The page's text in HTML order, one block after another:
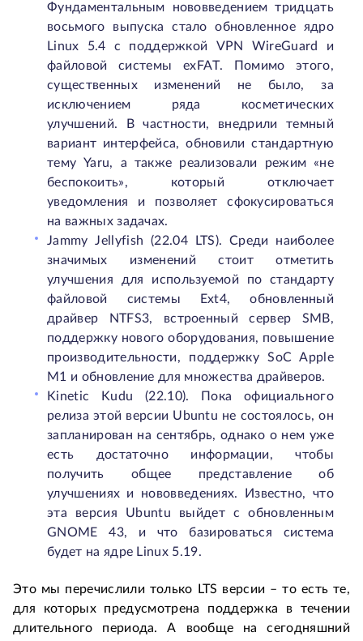
Фундаментальным нововведением тридцать
восьмого выпуска стало обновленное ядро
Linux 5.4 с поддержкой VPN WireGuard и
файловой системы exFAT. Помимо этого,
существенных изменений не было, за
исключением ряда косметических
улучшений. В частности, внедрили темный
вариант интерфейса, обновили стандартную
тему Yaru, а также реализовали режим «не
беспокоить», который отключает
уведомления и позволяет сфокусироваться
на важных задачах.
Jammy Jellyfish (22.04 LTS). Среди наиболее
значимых изменений стоит отметить
улучшения для используемой по стандарту
файловой системы Ext4, обновленный
драйвер NTFS3, встроенный сервер SMB,
поддержку нового оборудования, повышение
производительности, поддержку SoC Apple
M1 и обновление для множества драйверов.
Kinetic Kudu (22.10). Пока официального
релиза этой версии Ubuntu не состоялось, он
запланирован на сентябрь, однако о нем уже
есть достаточно информации, чтобы
получить общее представление об
улучшениях и нововведениях. Известно, что
эта версия Ubuntu выйдет с обновленным
GNOME 43, и что базироваться система
будет на ядре Linux 5.19.
Это мы перечислили только LTS версии – то есть те,
для которых предусмотрена поддержка в течении
длительного периода. А вообще на сегодняшний